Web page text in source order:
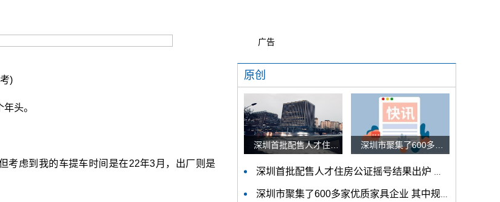
)
头。
考虑到我的车提车时间是在22年3月，出厂则是
广告
原创
深圳首批配售人才住房公证摇号结果出炉 认购家庭将于12月9日起选房
深圳市聚集了600多家优质家具企业 其中规模以上企业占比90%